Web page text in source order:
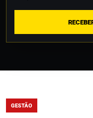
GESTÃO